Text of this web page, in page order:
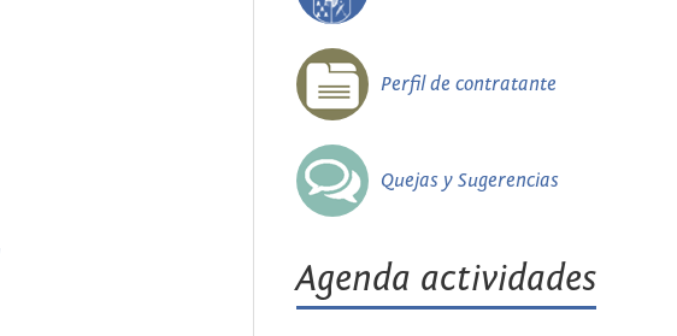
Perfil de contratante
Quejas y Sugerencias
Agenda actividades